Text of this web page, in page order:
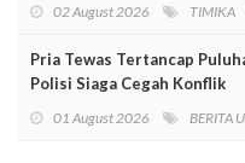
02 August 2026 TIMIKA
Pria Tewas Tertancap
Polisi Siaga Cegah Konflik
01 August 2026 BERITA